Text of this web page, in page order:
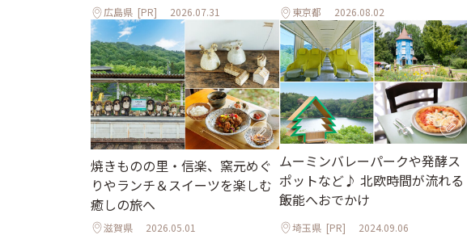
広島県 [PR] 2026.07.31 東京都 2026.08.02
焼きものの里・信楽、窯元めぐ
りやランチ＆スイーツを楽しむ
癒しの旅へ
滋賀県 2026.05.01
ムーミンバレーパークや発酵ス
ポットなど♪ 北欧時間が流れる
飯能へおでかけ
埼玉県 [PR] 2024.09.06